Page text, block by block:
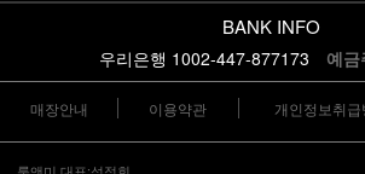
BANK INFO
우리은행 1002-447-877173 예
매장안내 이용약관 개인정보취급